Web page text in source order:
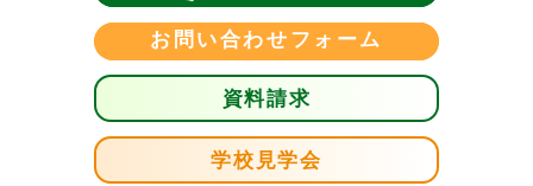
お問い合わせフォーム
資料請求
学校見学会